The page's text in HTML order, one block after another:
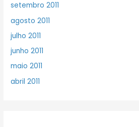
setembro 2011
agosto 2011
julho 2011
junho 2011
maio 2011
abril 2011